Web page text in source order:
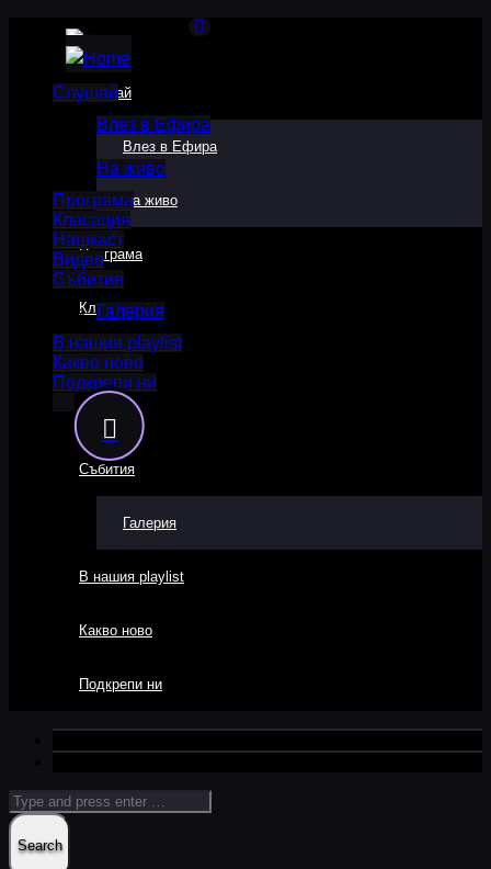
Слушай
Влез в Ефира
На живо
Програма
Класация
Нашкаст
Видео
Събития
Галерия
В нашия playlist
Какво ново
Подкрепи ни
Слушай
Влез в Ефира
На живо
Програма
Класация
Нашкаст
Видео
Събития
Галерия
В нашия playlist
Какво ново
Подкрепи ни